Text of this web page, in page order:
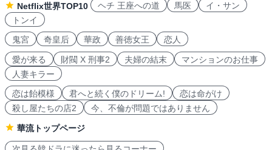
Netflix世界TOP10
ヘチ 王座への道 馬医
イ・サン
トンイ
鬼宮
奇皇后 華政 善徳女王 恋人
愛が来る 財閥 X 刑事2 夫婦の結末
マンションのお仕事
人妻キラー
恋は飴模様
君へと続く僕のドリーム!
恋は命がけ
殺し屋たちの店2
今、不倫が問題ではありません
華流トップページ